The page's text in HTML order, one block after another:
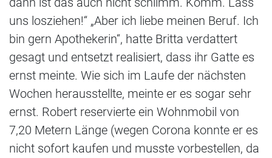
uns losziehen!“ „Aber ich liebe meinen Beruf. Ich
bin gern Apothekerin“, hatte Britta verdattert
gesagt und entsetzt realisiert, dass ihr Gatte es
ernst meinte. Wie sich im Laufe der nächsten
Wochen herausstellte, meinte er es sogar sehr
ernst. Robert reservierte ein Wohnmobil von
7,20 Metern Länge (wegen Corona konnte er es
nicht sofort kaufen und musste vorbestellen, da